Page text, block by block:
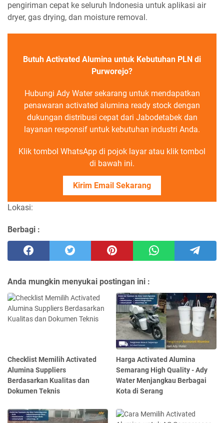
pengiriman cepat ke seluruh Indonesia untuk aplikasi air
dryer, gas drying, dan moisture removal.
Butuh Activated Alumina untuk Kebutuhan PLN di
Purworejo?
Hubungi Ady Water sekarang untuk mendapatkan
penawaran activated alumina ready stock dengan
dukungan distribusi cepat dari Jabodetabek dan
layanan responsif untuk kebutuhan industri Anda.
Klik tombol WhatsApp di pojok layar atau klik tombol
di bawah ini.
Kirim Email Sekarang
Lokasi:
Berbagi :
Anda mungkin menyukai postingan ini :
Checklist Memilih Activated
Alumina Suppliers
Berdasarkan Kualitas dan
Dokumen Teknis
Harga Activated Alumina
Semarang High Quality - Ady
Water Menjangkau Berbagai
Kota di Serang